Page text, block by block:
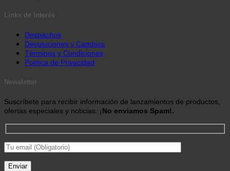
Links de Interés
Despachos
Devoluciones y Cambios
Términos y Condiciones
Política de Privacidad
Newsletter
Suscríbete para recibir información de lanzamientos de productos,
ofertas especiales y noticias. ¡No enviamos Spam!.